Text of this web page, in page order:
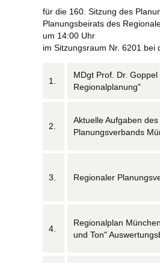
für die 160. Sitzung des
Planungsbeirats des
um 14:00 Uhr
im Sitzungsraum Nr. 6201
1.
MDgt Prof. Dr.
Regionalplanung"
2.
Aktuelle Aufgaben
Planungsverbands
3. Regionaler
4.
Regionalplan
und Ton"